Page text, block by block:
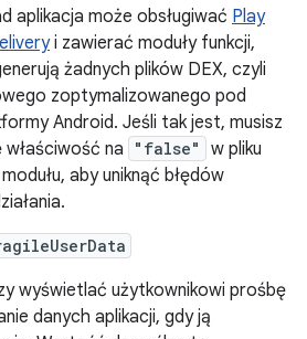
aplikacja może obsługiwać Play
i zawierać moduły funkcji,
żadnych plików DEX, czyli
zoptymalizowanego pod
Android. Jeśli tak jest, musisz
na
"false"
w pliku
aby uniknąć błędów
wyświetlać użytkownikowi prośbę
danych aplikacji, gdy ją